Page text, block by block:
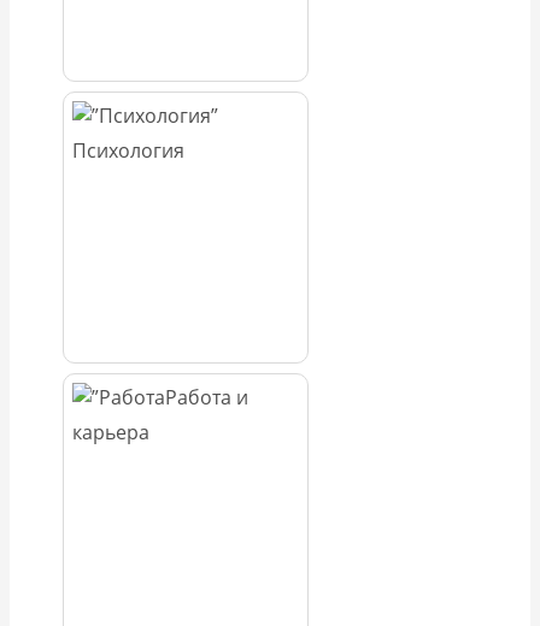
Психология
Работа и
карьера